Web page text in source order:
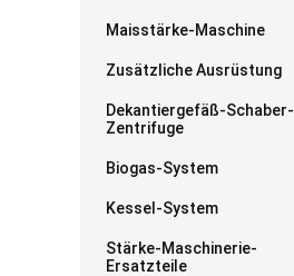
Maisstärke-Maschine
Zusätzliche Ausrüstung
Dekantiergefäß-Schaber-
Zentrifuge
Biogas-System
Kessel-System
Stärke-Maschinerie-
Ersatzteile